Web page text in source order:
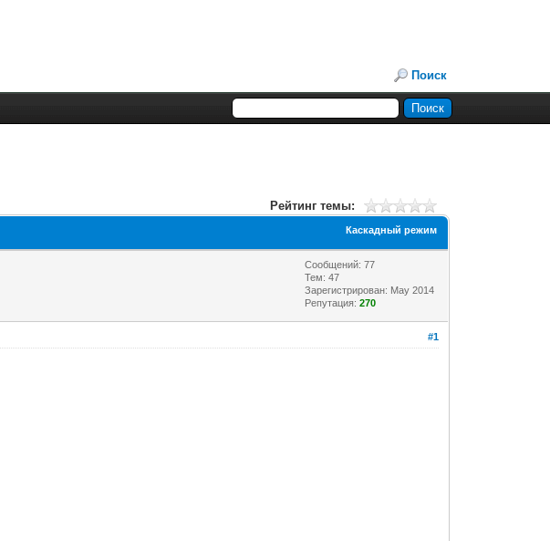
Поиск
Рейтинг темы:
Каскадный режим
Сообщений: 77
Тем: 47
Зарегистрирован: May 2014
Репутация:270
#1